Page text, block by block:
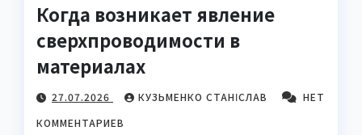
Когда возникает явление
сверхпроводимости в
материалах
27.07.2026 КУЗЬМЕНКО СТАНІСЛАВ
НЕТ
КОММЕНТАРИЕВ